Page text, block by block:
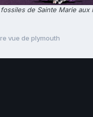
de Sainte Marie
vue de plymouth